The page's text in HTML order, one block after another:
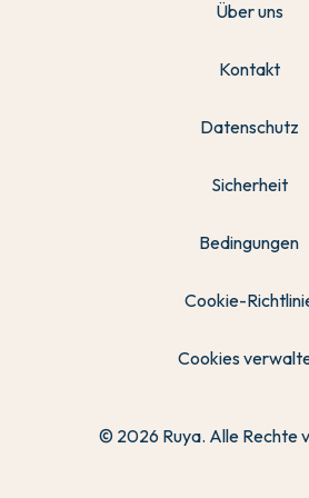
Über uns
Kontakt
Datenschutz
Sicherheit
Bedingungen
Cookie-
Cookies
© 2026 Ruya. Alle Rechte